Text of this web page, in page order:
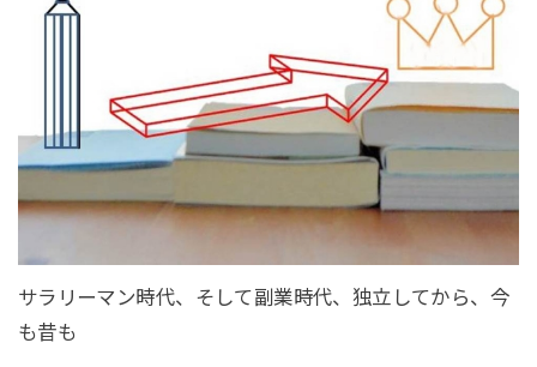
サラリーマン時代、そして副業時代、独立してから、今
も昔も